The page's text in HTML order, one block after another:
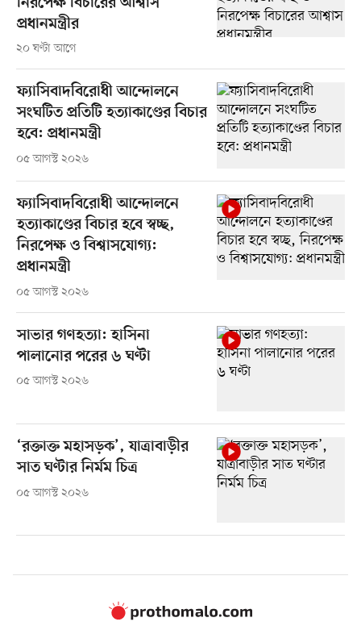
প্রধানমন্ত্রীর
২০ ঘণ্টা আগে
ফ্যাসিবাদবিরোধী আন্দোলনে
সংঘটিত প্রতিটি হত্যাকাণ্ডের বিচার
হবে: প্রধানমন্ত্রী
০৫ আগস্ট ২০২৬
ফ্যাসিবাদবিরোধী আন্দোলনে
হত্যাকাণ্ডের বিচার হবে স্বচ্ছ,
নিরপেক্ষ ও বিশ্বাসযোগ্য:
প্রধানমন্ত্রী
০৫ আগস্ট ২০২৬
সাভার গণহত্যা: হাসিনা
পালানোর পরের ৬ ঘণ্টা
০৫ আগস্ট ২০২৬
‘রক্তাক্ত মহাসড়ক’, যাত্রাবাড়ীর
সাত ঘণ্টার নির্মম চিত্র
০৫ আগস্ট ২০২৬